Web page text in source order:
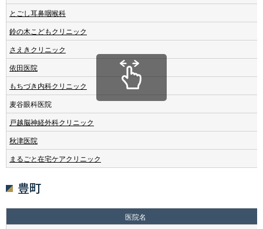
とごし耳鼻咽喉科
鈴の木こどもクリニック
さえきクリニック
依田医院
もちづき内科クリニック
麦谷眼科医院
戸越脳神経外科クリニック
秋津医院
まるごと在宅ケアクリニック
豊町
医院名